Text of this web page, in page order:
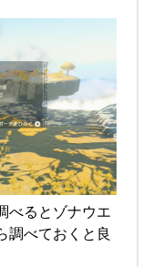
べるとゾナウエ
調べておくと良